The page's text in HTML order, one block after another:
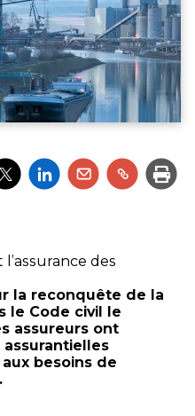
Partager
l'article
Partager
l'article
Partager
l'article
Partager
l'article
des
la reconquête de la
le Code civil le
assureurs ont
besoins de